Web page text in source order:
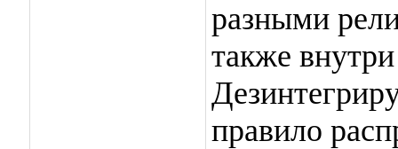
разными
также
правило